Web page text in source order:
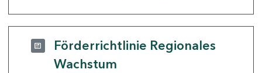
Förderrichtlinie Regionales
Wachstum